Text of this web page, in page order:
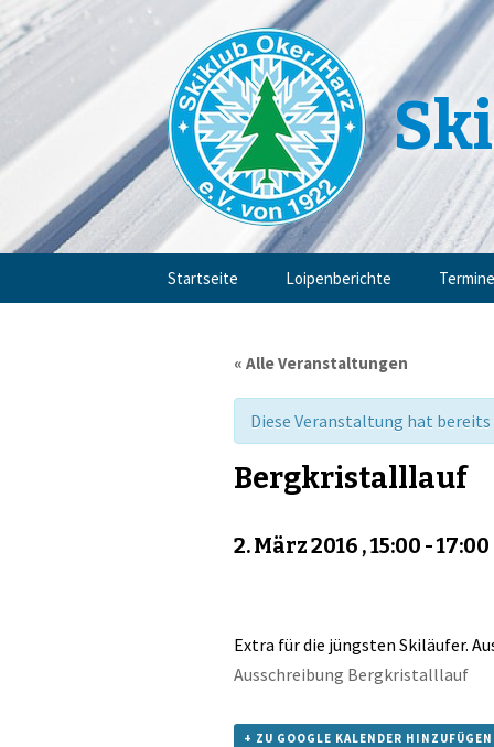
Startseite Loipenberichte Termine
« Alle Veranstaltungen
Diese Veranstaltung hat
Bergkristalllauf
2. März 2016 , 15:00 -17:00
Extra für die jüngsten Skiläufer.
Ausschreibung Bergkristalllauf
+ ZU GOOGLE KALENDER HINZUFÜGEN